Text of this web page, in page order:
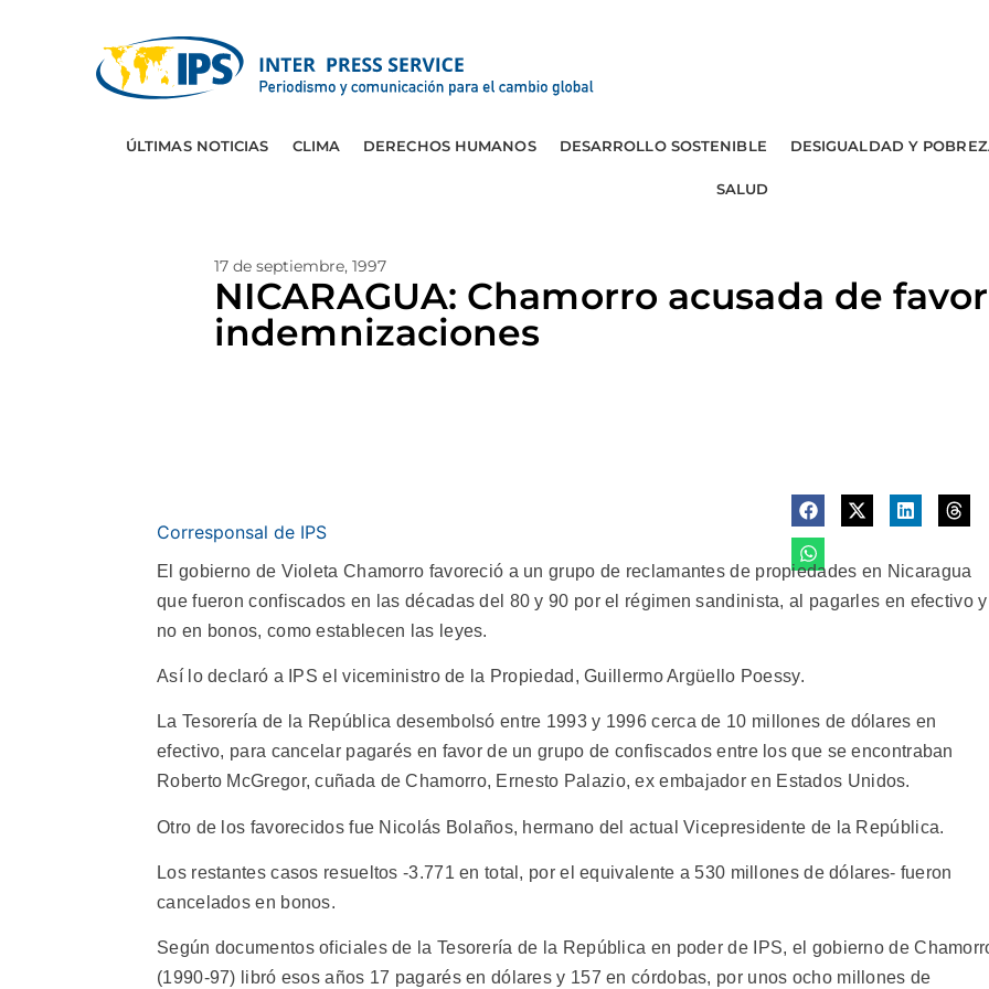
ÚLTIMAS NOTICIAS CLIMA DERECHOS HUMANOS DESARROLLO SOSTENIBLE DESIGUALDAD Y
SALUD
17 de septiembre, 1997
NICARAGUA: Chamorro acusada de
indemnizaciones
Corresponsal de IPS
El gobierno de Violeta Chamorro favoreció a un grupo de reclamantes de propiedades en Nicaragua
que fueron confiscados en las décadas del 80 y 90 por el régimen sandinista, al pagarles en efectivo y
no en bonos, como establecen las leyes.
Así lo declaró a IPS el viceministro de la Propiedad, Guillermo Argüello Poessy.
La Tesorería de la República desembolsó entre 1993 y 1996 cerca de 10 millones de dólares en
efectivo, para cancelar pagarés en favor de un grupo de confiscados entre los que se encontraban
Roberto McGregor, cuñada de Chamorro, Ernesto Palazio, ex embajador en Estados Unidos.
Otro de los favorecidos fue Nicolás Bolaños, hermano del actual Vicepresidente de la República.
Los restantes casos resueltos -3.771 en total, por el equivalente a 530 millones de dólares- fueron
cancelados en bonos.
Según documentos oficiales de la Tesorería de la República en poder de IPS, el gobierno de
(1990-97) libró esos años 17 pagarés en dólares y 157 en córdobas, por unos ocho millones de